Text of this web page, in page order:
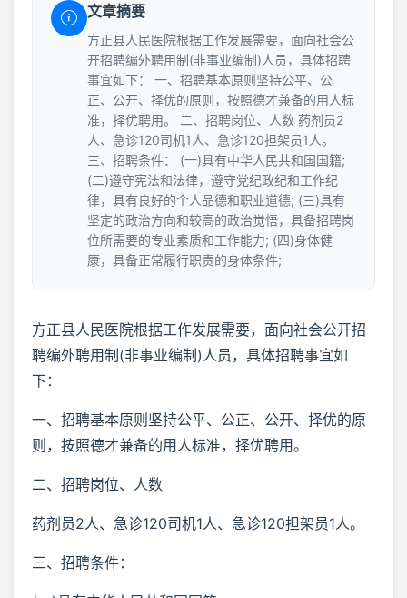
文章摘要
方正县人民医院根据工作发展需要，面向社会公
开招聘编外聘用制(非事业编制)人员，具体招聘
事宜如下： 一、招聘基本原则坚持公平、公
正、公开、择优的原则，按照德才兼备的用人标
准，择优聘用。 二、招聘岗位、人数 药剂员2
人、急诊120司机1人、急诊120担架员1人。
三、招聘条件： (一)具有中华人民共和国国籍;
(二)遵守宪法和法律，遵守党纪政纪和工作纪
律，具有良好的个人品德和职业道德; (三)具有
坚定的政治方向和较高的政治觉悟，具备招聘岗
位所需要的专业素质和工作能力; (四)身体健
康，具备正常履行职责的身体条件;
方正县人民医院根据工作发展需要，面向社会公开招
聘编外聘用制(非事业编制)人员，具体招聘事宜如
下：
一、招聘基本原则坚持公平、公正、公开、择优的原
则，按照德才兼备的用人标准，择优聘用。
二、招聘岗位、人数
药剂员2人、急诊120司机1人、急诊120担架员1人。
三、招聘条件：